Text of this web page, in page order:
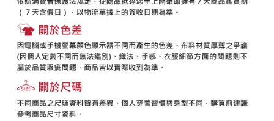
2.透過簡訊連結打開帳單後，可選擇「超商條碼／台灣大直營門市／銀行轉
帳／街口支付／iPASS MONEY」等通路繳費。
【注意事項】
1.本服務係由「台灣大哥大股份有限公司」（以下簡稱本公司）所提供，讓
用戶於交易時，得透過本服務購買商品或服務，並由商店將買賣／分期付款
買賣價金債權讓與本公司後，依約使用本公司帳單繳交帳款。
2.基於同意付款使用「大哥付你分期」之契約關係目的，商店將以您的個人
資料（包含姓名、電話或地址）提供予台灣大哥大進項蒐集、處理及利用，
由本公司與您本人進行分期帳單所需資料之確認、核對及更正。
１．於結帳方式選擇「AFTEE先享後付」後，將跳轉至「AFTEE先享後付」
結帳頁面，進行簡訊認證並確認金額後，即可完成結帳。
２．訂單成立數日內，您將收到繳費通知簡訊。
ATM／網路銀行／等多元方式進行付款，方視為交易完成。
※ 請注意：結帳手續完成當下不需立刻繳費，但若您需要取消訂單，請聯絡
購買商品的店家。未經商家同意取消之訂單仍視為有效，需透過AFTEE先享
後付繳納相關費用。
※ 交易是否成功請以「AFTEE先享後付 」之結帳頁面顯示為準，若有關於
是否繳費成功／繳費後需取消欲退款等相關疑問，請聯繫「AFTEE先享後付
客戶支援中心」https://netprotections.freshdesk.com/support/home
付款後全家取貨
免運費
萊爾富取貨付款
免運費
付款後萊爾富取貨
免運費